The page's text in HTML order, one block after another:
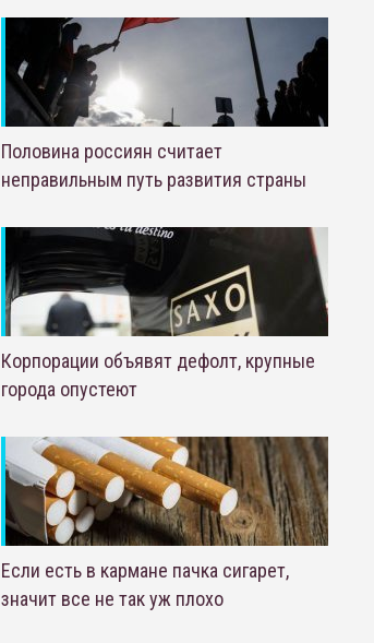
Половина россиян считает
неправильным путь развития страны
Корпорации объявят дефолт, крупные
города опустеют
Если есть в кармане пачка сигарет,
значит все не так уж плохо